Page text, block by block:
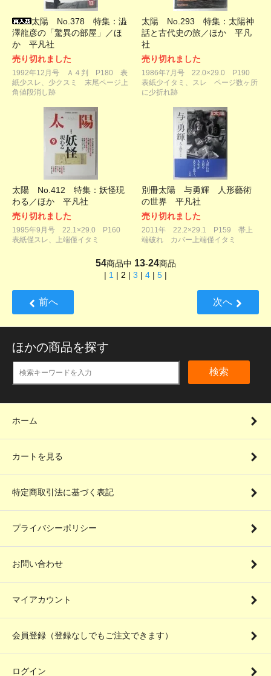
太陽 No.378 特集：澁
澤龍彦の「驚異の部屋」／ほ
か 平凡社
売り切れました
1992年12月号 Ａ４判 P180 表
紙少スレ、少クスミ 末尾ページ上
角値段消し跡
太陽 No.293 特集：太陽神
話と古代史の旅／ほか 平凡
社
売り切れました
1986年7月号 22.0×29.0 P190
表紙少イタミ、スレ ページ数ヶ所
に少折れ跡
太陽 No.412 特集：妖怪現
わる／ほか 平凡社
売り切れました
1995年9月号 22.1×29.0 P160
表紙僅スレ、上端僅イタミ
別冊太陽 与勇輝 人形藝術
の世界 平凡社
売り切れました
2011年 22.2×29.1 P159 帯上
端破れ カバー上端僅イタミ
54商品中 13-24商品
| 1 | 2 | 3 | 4 | 5 |
前へ 次へ
ほかの商品を探す
検索
ホーム
カートを見る
特定商取引法に基づく表記
プライバシーポリシー
お問い合わせ
マイアカウント
会員登録（登録なしでもご注文できます）
ログイン